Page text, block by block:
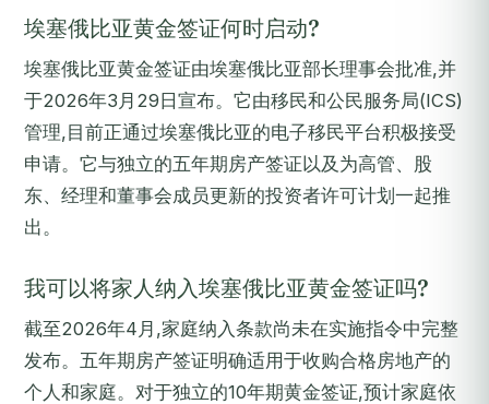
埃塞俄比亚黄金签证何时启动?
埃塞俄比亚黄金签证由埃塞俄比亚部长理事会批准,并
于2026年3月29日宣布。它由移民和公民服务局(ICS)
管理,目前正通过埃塞俄比亚的电子移民平台积极接受
申请。它与独立的五年期房产签证以及为高管、股
东、经理和董事会成员更新的投资者许可计划一起推
出。
我可以将家人纳入埃塞俄比亚黄金签证吗?
截至2026年4月,家庭纳入条款尚未在实施指令中完整
发布。五年期房产签证明确适用于收购合格房地产的
个人和家庭。对于独立的10年期黄金签证,预计家庭依